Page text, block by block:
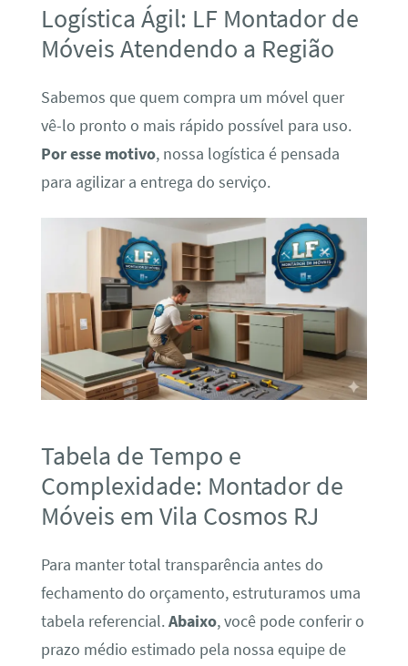
Logística Ágil: LF Montador de
Móveis Atendendo a Região
Sabemos que quem compra um móvel quer
vê-lo pronto o mais rápido possível para uso.
Por esse motivo, nossa logística é pensada
para agilizar a entrega do serviço.
Tabela de Tempo e
Complexidade: Montador de
Móveis em Vila Cosmos RJ
Para manter total transparência antes do
fechamento do orçamento, estruturamos uma
tabela referencial.Abaixo, você pode conferir o
prazo médio estimado pela nossa equipe de